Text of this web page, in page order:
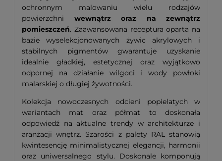
ochronnym malowaniu wielu rodzajów
powierzchni wewnątrz oraz na zewnątrz
pomieszczeń. Zaawansowana receptura oparta na
bazie wyselekcjonowanych żywic akrylowych i
stabilnych pigmentów gwarantuje uzyskanie
idealnie gładkiej, estetycznej oraz wyjątkowo
odpornej na działanie wilgoci i wody powłoki
malarskiej o długiej żywotności.
Kolekcja nowoczesnych odcieni popielatych w
wariantach mat oraz półmat to doskonała
odpowiedź na aktualne trendy w architekturze i
aranżacji wnętrz. Szarości z palety RAL stanowią
kwintesencję minimalistycznej elegancji, harmonii
oraz uniwersalnego stylu. Doskonale komponują